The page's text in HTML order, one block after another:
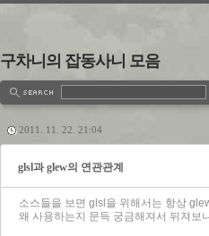
구차니의 잡동사니 모음
2011. 11. 22. 21:04
glsl과 glew의 연관관계
소스들을 보면 glsl을 위해서는 항상
왜 사용하는지 문득 궁금해져서 뒤져보니